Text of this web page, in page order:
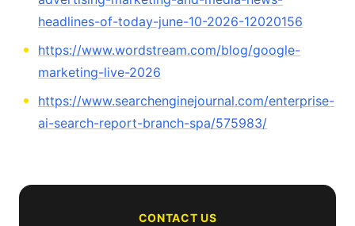
headlines-of-today-june-10-2026-12020156
https://www.wordstream.com/blog/google-
marketing-live-2026
https://www.searchenginejournal.com/enterprise-
ai-search-report-branch-spa/575983/
CONTACT US